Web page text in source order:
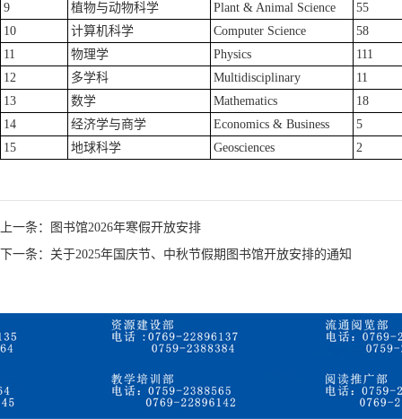
9
植物与动物科学 Plant & Animal Science
55
10
计算机科学 Computer Science
58
11
物理学 Physics
111
12
多学科 Multidisciplinary
11
13
数学 Mathematics
18
14
经济学与商学 Economics & Business
5
15
地球科学 Geosciences 2
上一条：图书馆2026年寒假开放安排
下一条：关于2025年国庆节、中秋节假期图书馆开放安排的通知